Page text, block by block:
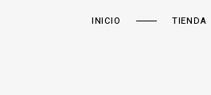
INICIO TIENDA